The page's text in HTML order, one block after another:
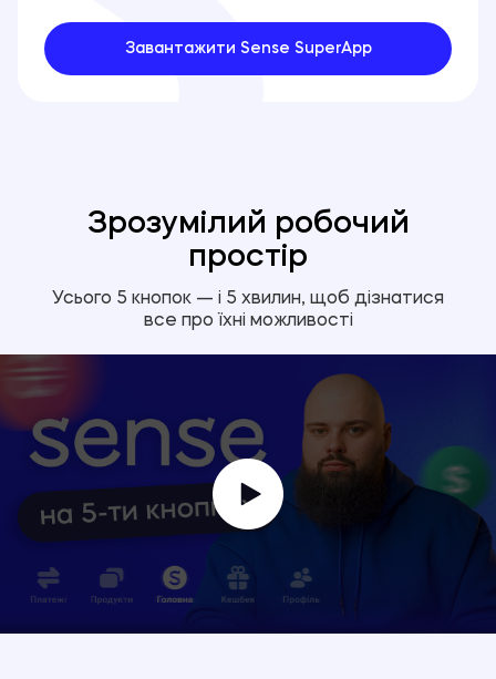
Завантажити Sense SuperApp
Зрозумілий робочий
простір
Усього 5 кнопок — і 5 хвилин, щоб дізнатися
все про їхні можливості